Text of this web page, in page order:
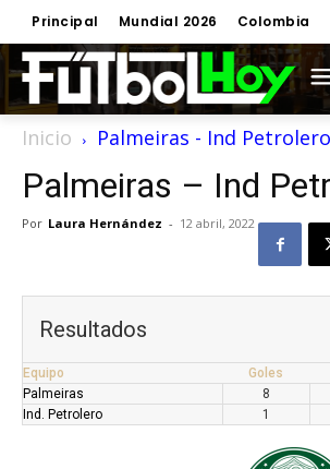
Principal Mundial 2026 Colombia
Inicio Palmeiras - Ind Petrolero
Palmeiras – Ind
Por Laura Hernández - 12 abril, 2022
Resultados
Equipo Goles
Palmeiras
8
Ind. Petrolero
1